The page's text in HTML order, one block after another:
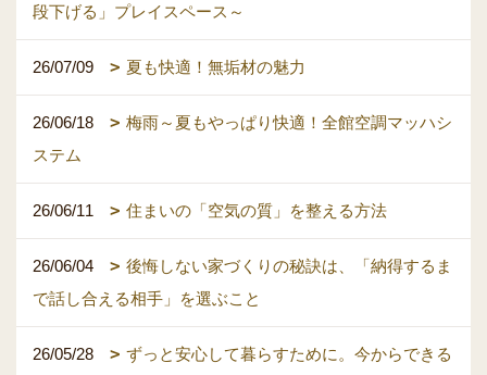
段下げる」プレイスペース～
26/07/09 夏も快適！無垢材の魅力
26/06/18
梅雨～夏もやっぱり快適！全館空調マッハシ
ステム
26/06/11 住まいの「空気の質」を整える方法
26/06/04
後悔しない家づくりの秘訣は、「納得するま
で話し合える相手」を選ぶこと
26/05/28
ずっと安心して暮らすために。今からできる